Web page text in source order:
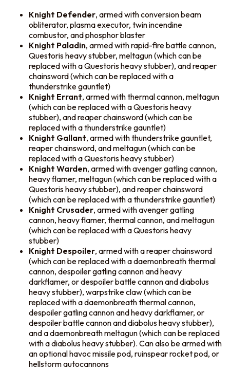
Knight Defender, armed with conversion beam
obliterator, plasma executor, twin incendine
combustor, and phosphor blaster
Knight Paladin, armed with rapid-fire battle cannon,
Questoris heavy stubber, meltagun (which can be
replaced with a Questoris heavy stubber), and reaper
chainsword (which can be replaced with a
thunderstrike gauntlet)
Knight Errant, armed with thermal cannon, meltagun
(which can be replaced with a Questoris heavy
stubber), and reaper chainsword (which can be
replaced with a thunderstrike gauntlet)
Knight Gallant, armed with thunderstrike gauntlet,
reaper chainsword, and meltagun (which can be
replaced with a Questoris heavy stubber)
Knight Warden, armed with avenger gatling cannon,
heavy flamer, meltagun (which can be replaced with a
Questoris heavy stubber), and reaper chainsword
(which can be replaced with a thunderstrike gauntlet)
Knight Crusader, armed with avenger gatling
cannon, heavy flamer, thermal cannon, and meltagun
(which can be replaced with a Questoris heavy
stubber)
Knight Despoiler, armed with a reaper chainsword
(which can be replaced with a daemonbreath thermal
cannon, despoiler gatling cannon and heavy
darkflamer, or despoiler battle cannon and diabolus
heavy stubber), warpstrike claw (which can be
replaced with a daemonbreath thermal cannon,
despoiler gatling cannon and heavy darkflamer, or
despoiler battle cannon and diabolus heavy stubber),
and a daemonbreath meltagun (which can be replaced
with a diabolus heavy stubber). Can also be armed with
an optional havoc missile pod, ruinspear rocket pod, or
hellstorm autocannons